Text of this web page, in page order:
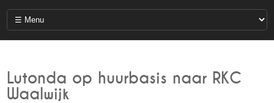
Lutonda op huurbasis naar RKC
Waalwijk